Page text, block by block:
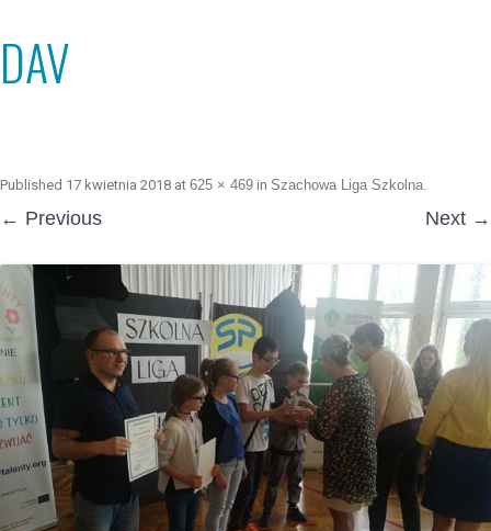
DAV
Published 17 kwietnia 2018 at 625 × 469 in Szachowa Liga Szkolna.
← Previous Next →